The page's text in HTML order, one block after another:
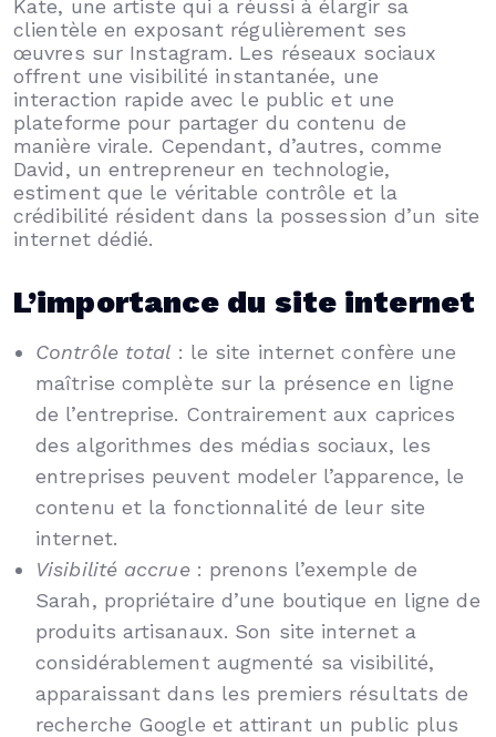
Kate, une artiste qui a réussi à élargir sa
clientèle en exposant régulièrement ses
œuvres sur Instagram. Les réseaux sociaux
offrent une visibilité instantanée, une
interaction rapide avec le public et une
plateforme pour partager du contenu de
manière virale. Cependant, d’autres, comme
David, un entrepreneur en technologie,
estiment que le véritable contrôle et la
crédibilité résident dans la possession d’un site
internet dédié.
L’importance du site internet
Contrôle total : le site internet confère une
maîtrise complète sur la présence en ligne
de l’entreprise. Contrairement aux caprices
des algorithmes des médias sociaux, les
entreprises peuvent modeler l’apparence, le
contenu et la fonctionnalité de leur site
internet.
Visibilité accrue: prenons l’exemple de
Sarah, propriétaire d’une boutique en ligne de
produits artisanaux. Son site internet a
considérablement augmenté sa visibilité,
apparaissant dans les premiers résultats de
recherche Google et attirant un public plus